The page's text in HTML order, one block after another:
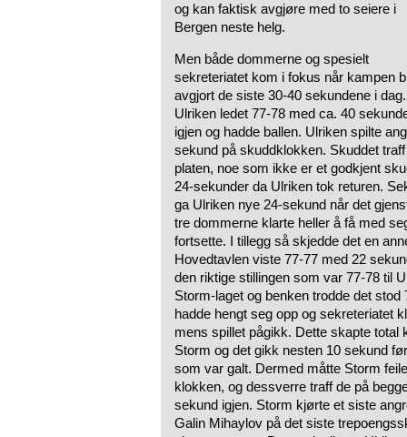
og kan faktisk avgjøre med to seiere i
Bergen neste helg.
Men både dommerne og spesielt
sekreteriatet kom i fokus når kampen
avgjort de siste 30-40 sekundene i dag.
Ulriken ledet 77-78 med ca. 40
igjen og hadde ballen. Ulriken spilte
sekund på skuddklokken. Skuddet
platen, noe som ikke er et godkjent
24-sekunder da Ulriken tok returen.
ga Ulriken nye 24-sekund når det
tre dommerne klarte heller å få med
fortsette. I tillegg så skjedde det en
Hovedtavlen viste 77-77 med 22
den riktige stillingen som var 77-78 til
Storm-laget og benken trodde det stod
hadde hengt seg opp og sekreteriatet
mens spillet pågikk. Dette skapte total
Storm og det gikk nesten 10 sekund
som var galt. Dermed måtte Storm
klokken, og dessverre traff de på
sekund igjen. Storm kjørte et siste
Galin Mihaylov på det siste